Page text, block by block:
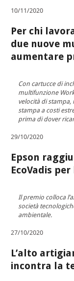
10/11/2020
Per chi
due nuove
aumentare
Con cartucce di
multifunzione
velocità di stampa,
stampa a costi
prima di dover
29/10/2020
Epson
EcoVadis
Il premio colloca
società
ambientale.
27/10/2020
L’alto
incontra la